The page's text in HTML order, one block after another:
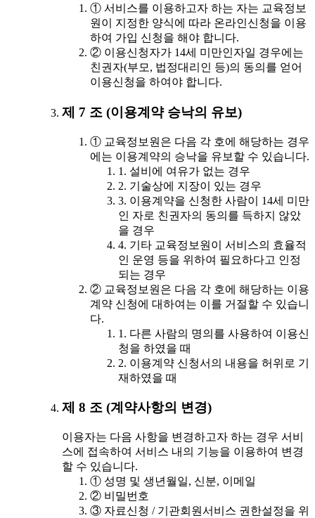
① 서비스를 이용하고자 하는 자는 교육정보
원이 지정한 양식에 따라 온라인신청을 이용
하여 가입 신청을 해야 합니다.
② 이용신청자가 14세 미만인자일 경우에는
친권자(부모, 법정대리인 등)의 동의를 얻어
이용신청을 하여야 합니다.
제 7 조 (이용계약 승낙의 유보)
① 교육정보원은 다음 각 호에 해당하는 경우
에는 이용계약의 승낙을 유보할 수 있습니다.
1. 설비에 여유가 없는 경우
2. 기술상에 지장이 있는 경우
3. 이용계약을 신청한 사람이 14세 미만
인 자로 친권자의 동의를 득하지 않았
을 경우
4. 기타 교육정보원이 서비스의 효율적
인 운영 등을 위하여 필요하다고 인정
되는 경우
② 교육정보원은 다음 각 호에 해당하는 이용
계약 신청에 대하여는 이를 거절할 수 있습니
다.
1. 다른 사람의 명의를 사용하여 이용신
청을 하였을 때
2. 이용계약 신청서의 내용을 허위로 기
재하였을 때
제 8 조 (계약사항의 변경)
이용자는 다음 사항을 변경하고자 하는 경우 서비
스에 접속하여 서비스 내의 기능을 이용하여 변경
할 수 있습니다.
① 성명 및 생년월일, 신분, 이메일
② 비밀번호
③ 자료신청 / 기관회원서비스 권한설정을 위